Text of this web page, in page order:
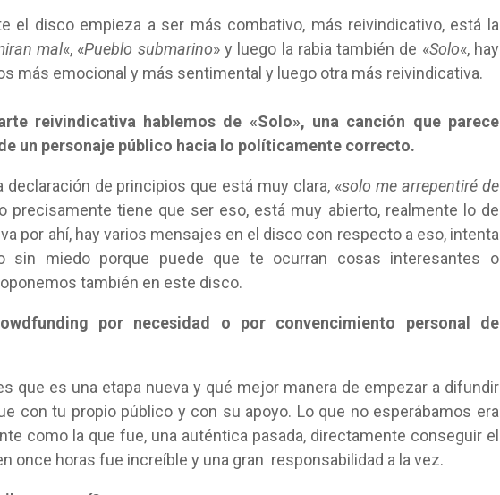
el disco empieza a ser más combativo, más reivindicativo, está la
mal«, «Pueblo submarino» y luego la rabia también de «Solo«, hay
más emocional y más sentimental y luego otra más reivindicativa.
reivindicativa hablemos de «Solo», una canción que parece
un personaje público hacia lo políticamente correcto.
declaración de principios que está muy clara, «solo me arrepentiré de
precisamente tiene que ser eso, está muy abierto, realmente lo de
por ahí, hay varios mensajes en el disco con respecto a eso, intenta
sin miedo porque puede que te ocurran cosas interesantes o
también en este disco.
por necesidad o por convencimiento personal de
que es una etapa nueva y qué mejor manera de empezar a difundir
con tu propio público y con su apoyo. Lo que no esperábamos era
como la que fue, una auténtica pasada, directamente conseguir el
once horas fue increíble y una gran responsabilidad a la vez.